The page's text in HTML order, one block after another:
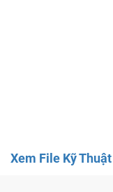
Xem File Kỹ Thuật